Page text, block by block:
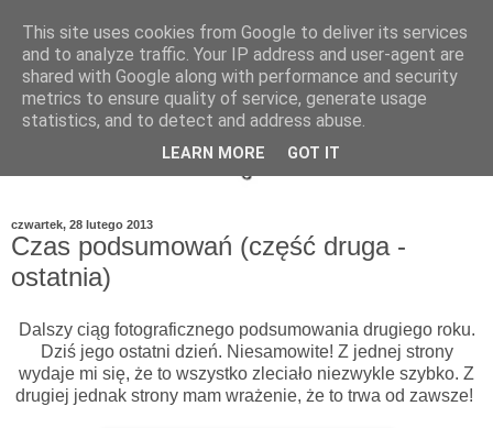
czwartek, 28 lutego 2013
Czas podsumowań (część druga -
ostatnia)
Dalszy ciąg fotograficznego podsumowania drugiego roku.
Dziś jego ostatni dzień. Niesamowite! Z jednej strony
wydaje mi się, że to wszystko zleciało niezwykle szybko. Z
drugiej jednak strony mam wrażenie, że to trwa od zawsze!
This site uses cookies from Google to deliver its services
and to analyze traffic. Your IP address and user-agent are
shared with Google along with performance and security
metrics to ensure quality of service, generate usage
statistics, and to detect and address abuse.
LEARN MORE GOT IT